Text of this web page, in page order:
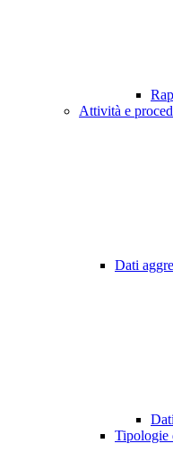
Attività e
Dati
Tipologie